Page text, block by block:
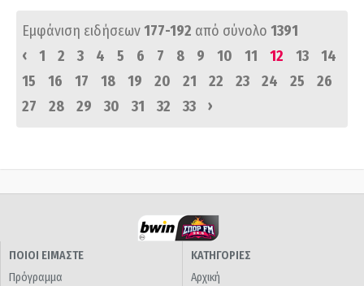
Εμφάνιση ειδήσεων177-192 από σύνολο 1391
‹
1 2 3 4 5 6 7 8 9 10 11 12 13
14
15
16 17 18 19 20 21 22 23 24 25
26
27
28 29 30 31 32 33 ›
ΠΟΙΟΙ ΕΙΜΑΣΤΕ
Πρόγραμμα
ΚΑΤΗΓΟΡΙΕΣ
Αρχική